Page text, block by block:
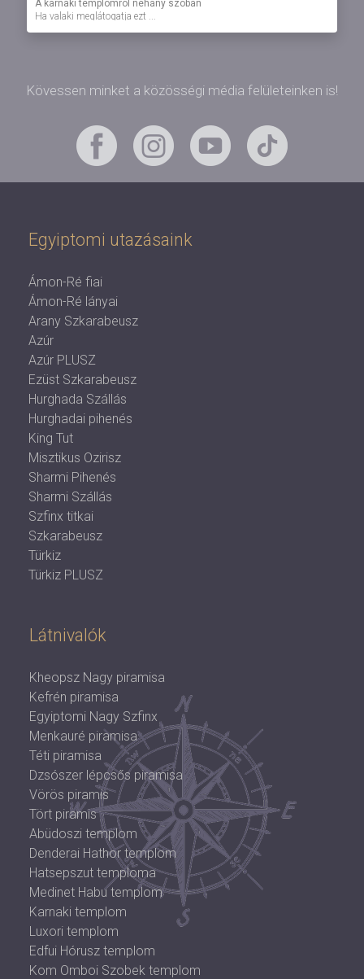
A karnaki templomról néhány szóban
Ha valaki meglátogatja ezt ...
Kövessen minket a közösségi média felületeinken is!
Egyiptomi utazásaink
Ámon-Ré fiai
Ámon-Ré lányai
Arany Szkarabeusz
Azúr
Azúr PLUSZ
Ezüst Szkarabeusz
Hurghada Szállás
Hurghadai pihenés
King Tut
Misztikus Ozirisz
Sharmi Pihenés
Sharmi Szállás
Szfinx titkai
Szkarabeusz
Türkiz
Türkiz PLUSZ
Látnivalók
Kheopsz Nagy piramisa
Kefrén piramisa
Egyiptomi Nagy Szfinx
Menkauré piramisa
Téti piramisa
Dzsószer lépcsős piramisa
Vörös piramis
Tört piramis
Abüdoszi templom
Denderai Hathor templom
Hatsepszut temploma
Medinet Habu templom
Karnaki templom
Luxori templom
Edfui Hórusz templom
Kom Omboi Szobek templom